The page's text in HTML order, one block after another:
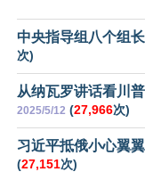
中央指导组八个组
次)
从纳瓦罗讲话看川
2025/5/12 (27,966次)
习近平抵俄小心翼
(27,151次)